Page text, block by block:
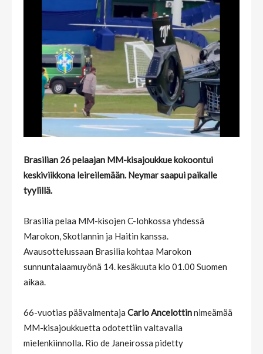
Brasilian 26 pelaajan MM-kisajoukkue kokoontui
keskiviikkona leireilemään. Neymar saapui paikalle
tyylillä.
Brasilia pelaa MM-kisojen C-lohkossa yhdessä
Marokon, Skotlannin ja Haitin kanssa.
Avausottelussaan Brasilia kohtaa Marokon
sunnuntaiaamuyönä 14. kesäkuuta klo 01.00 Suomen
aikaa.
66-vuotias päävalmentaja Carlo Ancelottinnimeämää
MM-kisajoukkuetta odotettiin valtavalla
mielenkiinnolla. Rio de Janeirossa pidetty